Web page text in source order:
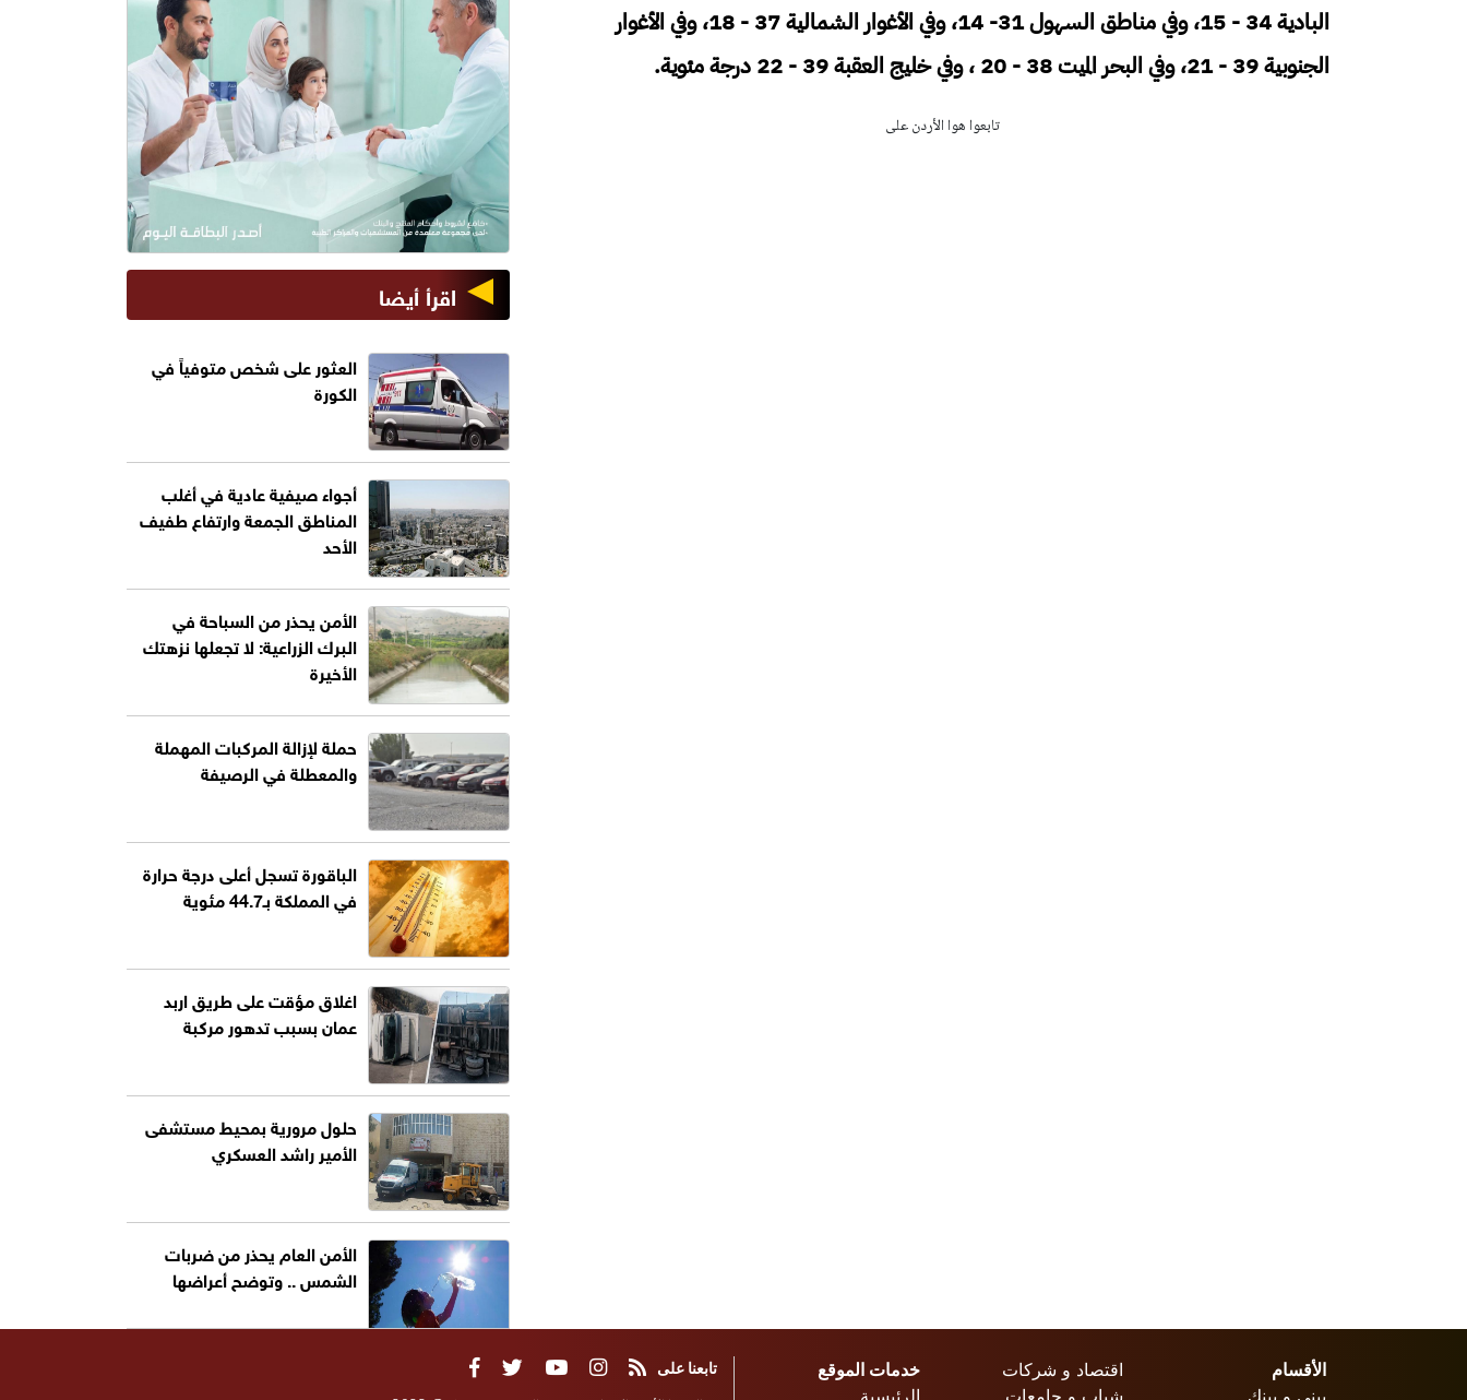
البادية 34 - 15، وفي مناطق السهول 31- 14، وفي الأغوار الشمالية 37 - 18، وفي الأغوار
الجنوبية 39 - 21، وفي البحر الميت 38 - 20 ، وفي خليج العقبة 39 - 22 درجة مئوية.
تابعوا هوا الأردن على
اقرأ أيضا
العثور على شخص متوفياً في
الكورة
أجواء صيفية عادية في أغلب
المناطق الجمعة وارتفاع طفيف
الأحد
الأمن يحذر من السباحة في
البرك الزراعية: لا تجعلها نزهتك
الأخيرة
حملة لإزالة المركبات المهملة
والمعطلة في الرصيفة
الباقورة تسجل أعلى درجة حرارة
في المملكة بـ44.7 مئوية
اغلاق مؤقت على طريق اربد
عمان بسبب تدهور مركبة
حلول مرورية بمحيط مستشفى
الأمير راشد العسكري
الأمن العام يحذر من ضربات
الشمس .. وتوضح أعراضها
الأقسام
بيني و بينك
اقتصاد و شركات
شباب و جامعات
خدمات الموقع
الرئيسية
تابعنا على